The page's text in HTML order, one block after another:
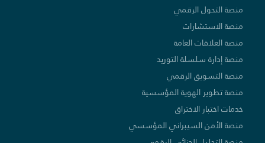
منصة التحول الرقمي
منصة الاستشارات
منصة العلاقات العامة
منصة إدارة سلسلة التوريد
منصة التسويق الرقمي
منصة تطوير الهوية المؤسسية
خدمات اختبار الاختراق
منصة الأمن السيبراني المؤسسي